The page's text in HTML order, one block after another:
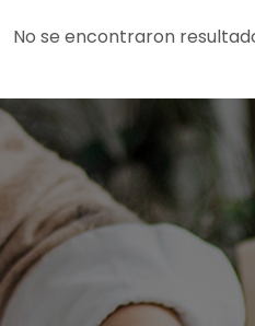
No se encontraron